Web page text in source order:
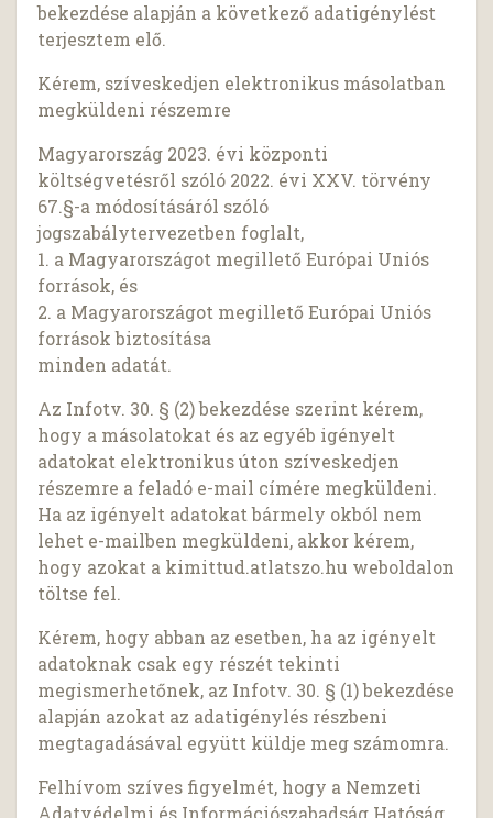
bekezdése alapján a következő adatigénylést
terjesztem elő.
Kérem, szíveskedjen elektronikus másolatban
megküldeni részemre
Magyarország 2023. évi központi
költségvetésről szóló 2022. évi XXV. törvény
67.§-a módosításáról szóló
jogszabálytervezetben foglalt,
1. a Magyarországot megillető Európai Uniós
források, és
2. a Magyarországot megillető Európai Uniós
források biztosítása
minden adatát.
Az Infotv. 30. § (2) bekezdése szerint kérem,
hogy a másolatokat és az egyéb igényelt
adatokat elektronikus úton szíveskedjen
részemre a feladó e-mail címére megküldeni.
Ha az igényelt adatokat bármely okból nem
lehet e-mailben megküldeni, akkor kérem,
hogy azokat a kimittud.atlatszo.hu weboldalon
töltse fel.
Kérem, hogy abban az esetben, ha az igényelt
adatoknak csak egy részét tekinti
megismerhetőnek, az Infotv. 30. § (1) bekezdése
alapján azokat az adatigénylés részbeni
megtagadásával együtt küldje meg számomra.
Felhívom szíves figyelmét, hogy a Nemzeti
Adatvédelmi és Információszabadság Hatóság